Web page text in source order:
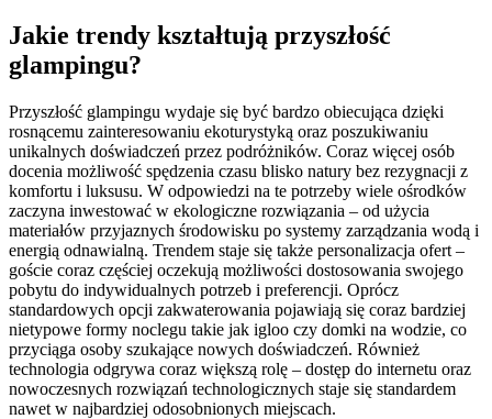
Jakie trendy kształtują przyszłość
glampingu?
Przyszłość glampingu wydaje się być bardzo obiecująca dzięki
rosnącemu zainteresowaniu ekoturystyką oraz poszukiwaniu
unikalnych doświadczeń przez podróżników. Coraz więcej osób
docenia możliwość spędzenia czasu blisko natury bez rezygnacji z
komfortu i luksusu. W odpowiedzi na te potrzeby wiele ośrodków
zaczyna inwestować w ekologiczne rozwiązania – od użycia
materiałów przyjaznych środowisku po systemy zarządzania wodą i
energią odnawialną. Trendem staje się także personalizacja ofert –
goście coraz częściej oczekują możliwości dostosowania swojego
pobytu do indywidualnych potrzeb i preferencji. Oprócz
standardowych opcji zakwaterowania pojawiają się coraz bardziej
nietypowe formy noclegu takie jak igloo czy domki na wodzie, co
przyciąga osoby szukające nowych doświadczeń. Również
technologia odgrywa coraz większą rolę – dostęp do internetu oraz
nowoczesnych rozwiązań technologicznych staje się standardem
nawet w najbardziej odosobnionych miejscach.